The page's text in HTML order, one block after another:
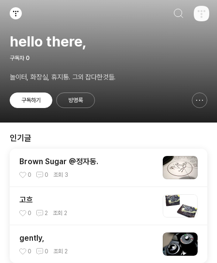
hello there,
구독자 0
놀이터, 화장실, 휴지통. 그외 잡다한것들.
구독하기 방명록
인기글
Brown Sugar @정자동.
0 0 조회 3
고흐
0 2 조회 2
gently,
0 0 조회 2